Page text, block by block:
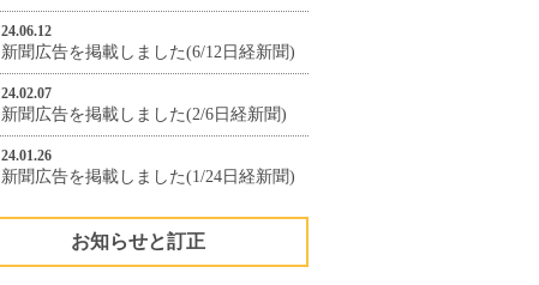
24.06.12
新聞広告を掲載しました(6/12日経新聞)
24.02.07
新聞広告を掲載しました(2/6日経新聞)
24.01.26
新聞広告を掲載しました(1/24日経新聞)
お知らせと訂正